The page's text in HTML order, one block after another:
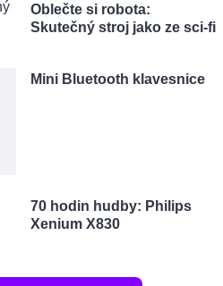
Oblečte si robota:
Skutečný stroj jako ze sci-fi
Mini Bluetooth klavesnice
70 hodin hudby: Philips
Xenium X830